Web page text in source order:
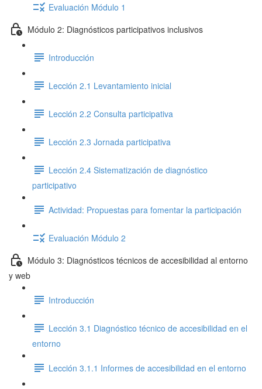
Evaluación Módulo 1
Módulo 2: Diagnósticos participativos inclusivos
Introducción
Lección 2.1 Levantamiento inicial
Lección 2.2 Consulta participativa
Lección 2.3 Jornada participativa
Lección 2.4 Sistematización de diagnóstico
participativo
Actividad: Propuestas para fomentar la participación
Evaluación Módulo 2
Módulo 3: Diagnósticos técnicos de accesibilidad al entorno
y web
Introducción
Lección 3.1 Diagnóstico técnico de accesibilidad en el
entorno
Lección 3.1.1 Informes de accesibilidad en el entorno